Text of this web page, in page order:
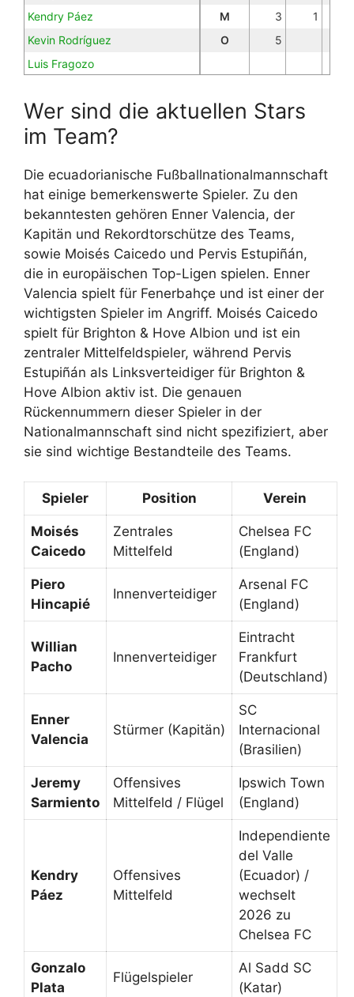
Kendry Páez
M 3 1
Kevin Rodríguez
O 5
Luis Fragozo
Moisés Caicedo
M 5
Nilson Angulo
Pervis Estupiñán
D 4 2
Piero Hincapié
D 5
Willian Pacho
D 4
Yaimar Medina
M 3
Ángelo Preciado
D 6
Wer sind die aktuellen Stars
im Team?
Die ecuadorianische Fußballnationalmannschaft
hat einige bemerkenswerte Spieler. Zu den
bekanntesten gehören Enner Valencia, der
Kapitän und Rekordtorschütze des Teams,
sowie Moisés Caicedo und Pervis Estupiñán,
die in europäischen Top-Ligen spielen. Enner
Valencia spielt für Fenerbahçe und ist einer der
wichtigsten Spieler im Angriff. Moisés Caicedo
spielt für Brighton & Hove Albion und ist ein
zentraler Mittelfeldspieler, während Pervis
Estupiñán als Linksverteidiger für Brighton &
Hove Albion aktiv ist. Die genauen
Rückennummern dieser Spieler in der
Nationalmannschaft sind nicht spezifiziert, aber
sie sind wichtige Bestandteile des Teams.
Spieler Position Verein
Moisés
Caicedo
Zentrales
Mittelfeld
Chelsea FC
(England)
Piero
Hincapié
Innenverteidiger
Arsenal FC
(England)
Willian
Pacho
Innenverteidiger
Eintracht
Frankfurt
(Deutschland)
Enner
Valencia
Stürmer (Kapitän)
SC
Internacional
(Brasilien)
Jeremy
Sarmiento
Offensives
Mittelfeld / Flügel
Ipswich Town
(England)
Kendry
Páez
Offensives
Mittelfeld
Independiente
del Valle
(Ecuador) /
wechselt
2026 zu
Chelsea FC
Gonzalo
Plata
Flügelspieler
Al Sadd SC
(Katar)